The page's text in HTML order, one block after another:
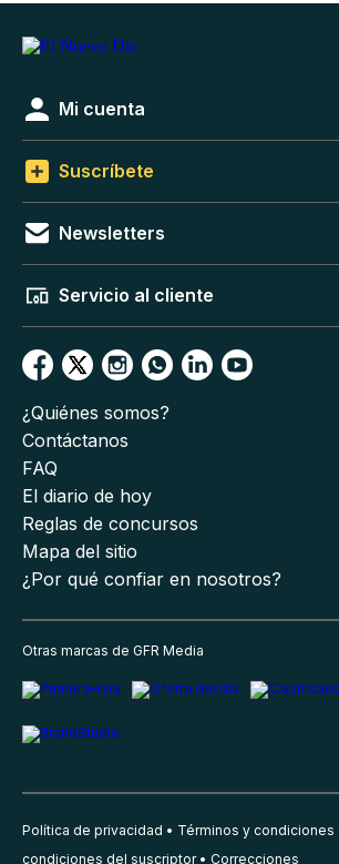
Mi cuenta
Suscríbete
Newsletters
Servicio al cliente
¿Quiénes somos?
Contáctanos
FAQ
El diario de hoy
Reglas de concursos
Mapa del sitio
¿Por qué confiar en nosotros?
Otras marcas de GFR Media
Política de privacidad Términos y condiciones
condiciones del suscriptor
Correcciones